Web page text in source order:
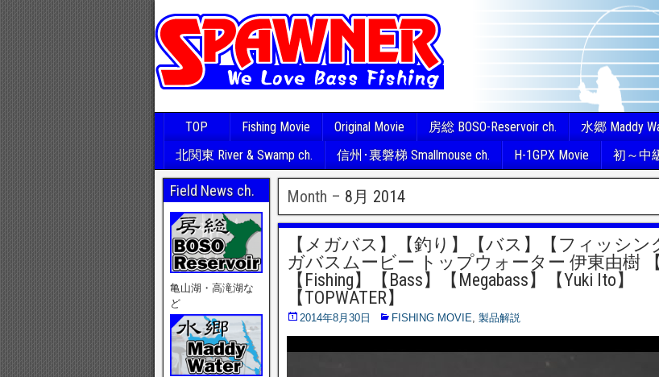
TOP Fishing Movie Original Movie 房総 BOSO-Reservoir ch. 水郷 Maddy
北関東 River & Swamp ch.
信州･裏磐梯 Smallmouse ch. H-1GPX Movie 初～中
Month – 8月 2014
【メガバス】【釣り】【バス】【フィッシン
ガバスムービー トップウォーター 伊東由樹 【
【Fishing】【Bass】【Megabass】【Yuki Ito】
【TOPWATER】
2014年8月30日 FISHING MOVIE, 製品解説
Field News ch.
亀山湖・高滝湖な
ど